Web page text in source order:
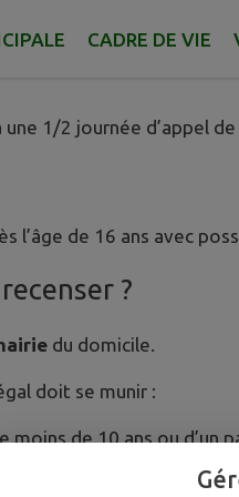
CADRE DE VIE
administrative
d’une attestation
une 1/2 journée d’appel
l’âge de 16 ans avec
?
du domicile.
doit se munir :
moins de 10 ans ou d’un